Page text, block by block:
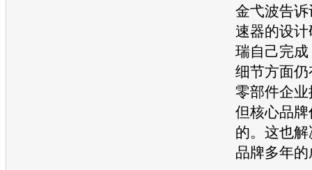
金弋波告
速器的设
瑞自己完
细节方面
零部件企
但核心品牌
的。这也
品牌多年